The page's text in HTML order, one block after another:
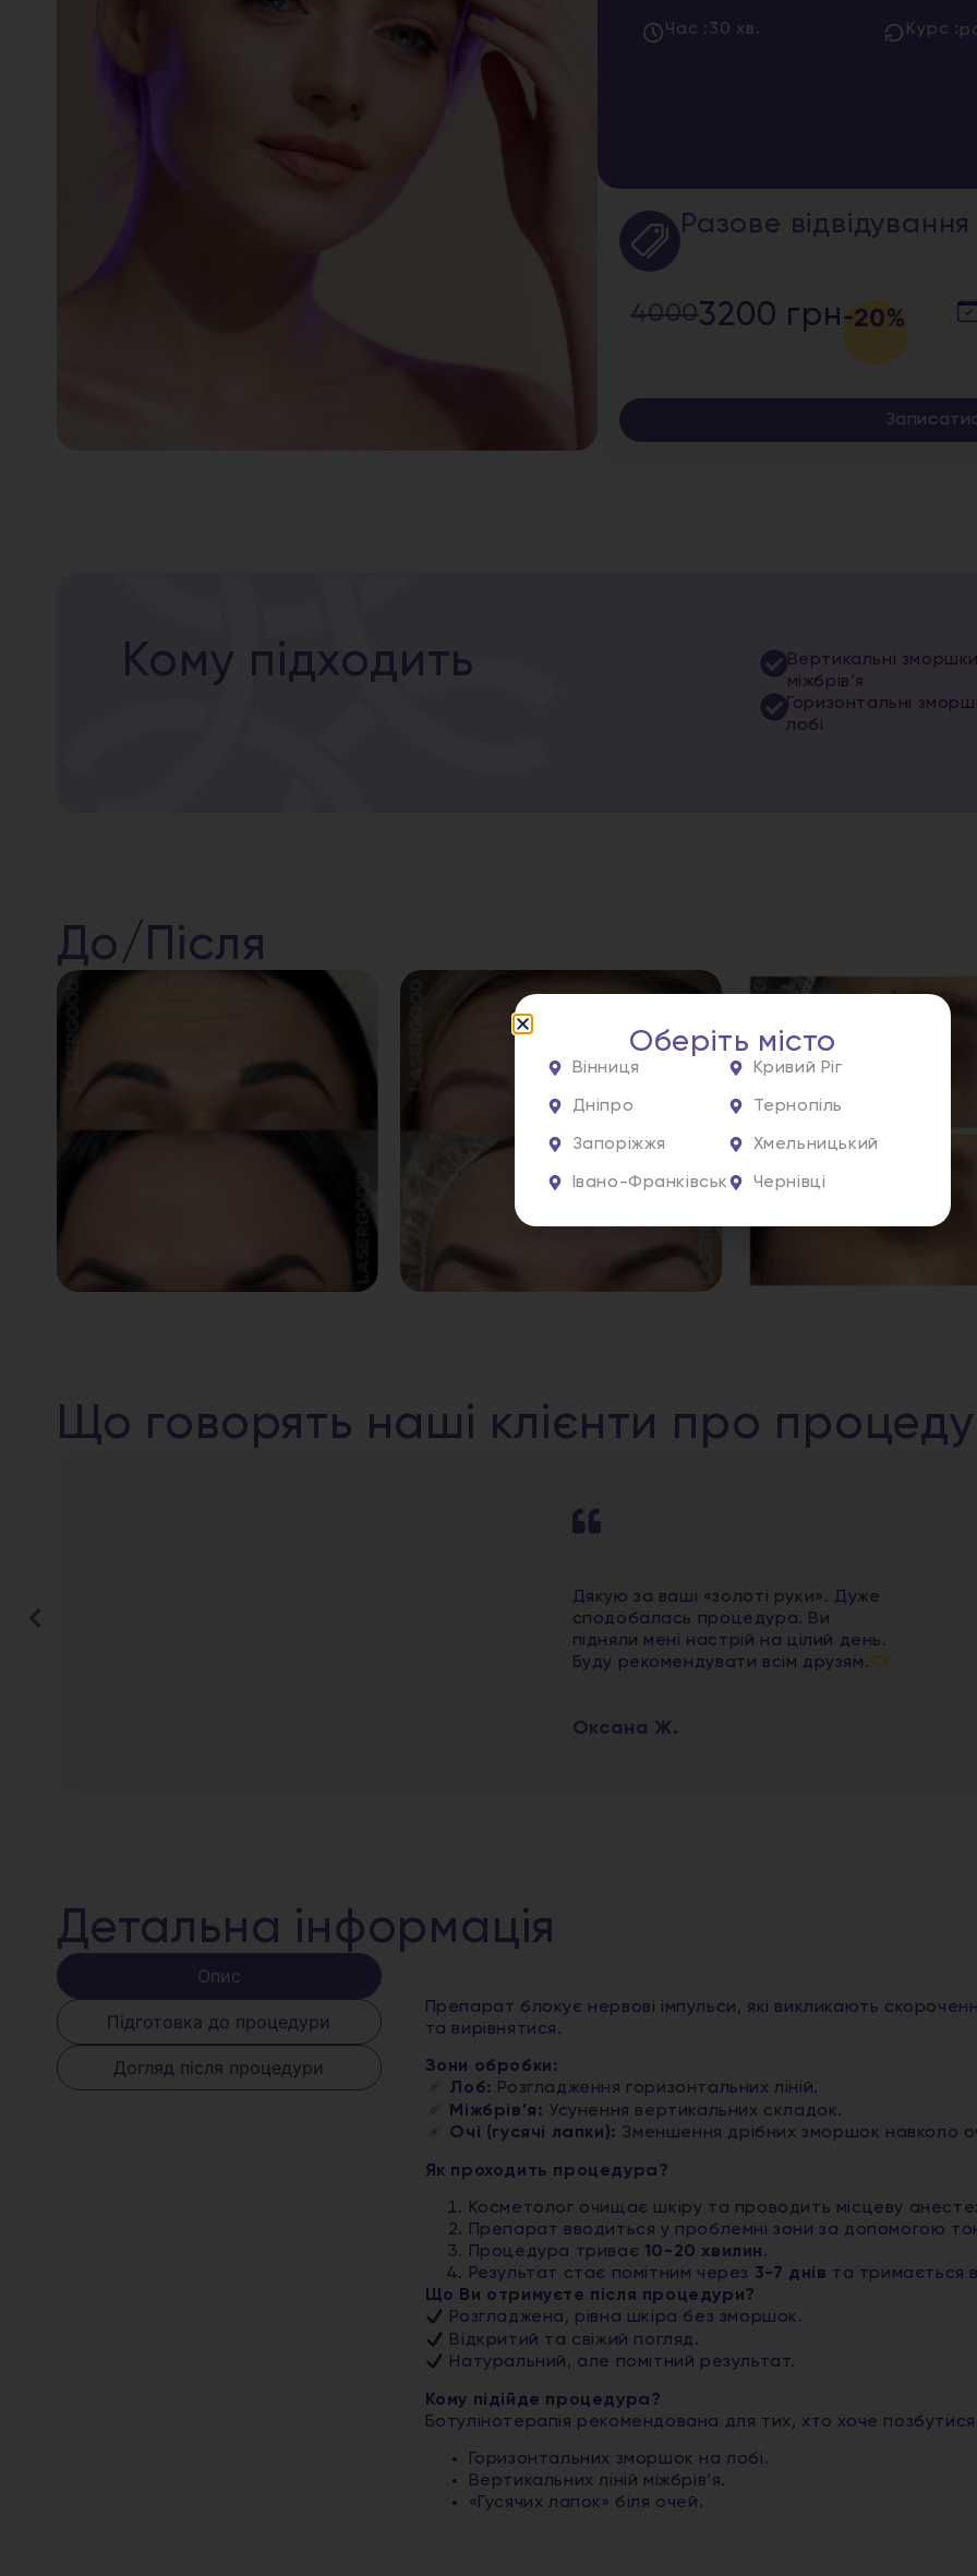
Час :30 хв. Курс :
Разове відвідування
40003200 грн-20%
Кому підходить
Вертикальні
міжбрів’я
Горизонтальні
лобі
До/Після
Що говорять наші клієнти про
Дякую за ваші «золоті руки». Дуже
сподобалась процедура. Ви
підняли мені настрій на цілий день.
Буду рекомендувати всім друзям.
Оксана Ж.
Детальна інформація
Опис
Підготовка до процедури
Догляд після процедури
Препарат блокує нервові імпульси, які викликають
та вирівнятися.
Зони обробки:
Лоб: Розгладження горизонтальних ліній.
Міжбрів’я: Усунення вертикальних складок.
Очі (гусячі лапки): Зменшення дрібних зморшок навколо
Як проходить процедура?
Косметолог очищає шкіру та проводить місцеву
Препарат вводиться у проблемні зони за допомогою
Процедура триває 10-20 хвилин.
Результат стає помітним через 3-7 днів та тримається
Що Ви отримуєте після процедури?
Розгладжена, рівна шкіра без зморшок.
Відкритий та свіжий погляд.
Натуральний, але помітний результат.
Кому підійде процедура?
Ботулінотерапія рекомендована для тих, хто хоче
Горизонтальних зморшок на лобі.
Вертикальних ліній міжбрів’я.
«Гусячих лапок» біля очей.
Оберіть місто
Вінниця
Дніпро
Запоріжжя
Івано-Франківськ
Кривий Ріг
Тернопіль
Хмельницький
Чернівці